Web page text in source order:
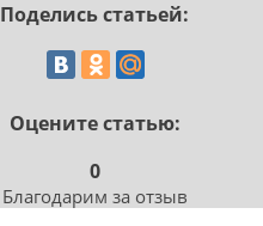
Поделись статьей:
Оцените статью:
0
Благодарим за отзыв